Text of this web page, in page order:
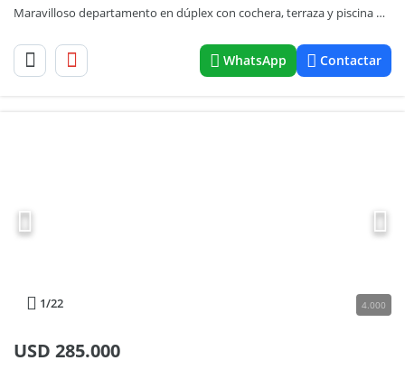
Maravilloso departamento en dúplex con cochera, terraza y piscina propia en venta, en Vicente López.
WhatsApp Contactar
1/22 4.000
USD 285.000